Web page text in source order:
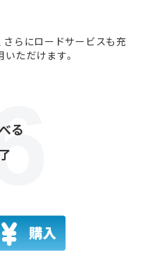
らにロードサービスも充
ただけます。
る